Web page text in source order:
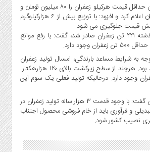
عضو شورای ملی زعفران حداقل قیمت هرکیلو زعفران را ۸۰ میلیون تومان و
حداکثر ۱۰۰ میلیون تومان اعلام کرد و افزود: با توزیع بیش از ۶ هزارکیلوگرم
قیمت جلوگیری می شود.
او با بیان اینکه سال گذشته ۲۲۱ تن زعفران صادر شد، گفت: با رفع موانع
وجود دارد.
به شرایط مساعد بارندگی، امسال تولید زعفران
بیش از ۳۰۰ تن خواهد بود. هرچند از سطح زیرکشت بالای ۱۲۰ هزارهکتار
وجود دارد. درحالیکه تولید فعلی یک سوم این
عضو شورای ملی زعفران گفت: با وجود قدمت ۳ هزار ساله تولید زعفران در
و فرآوری باید از خام فروشی محصول اجتناب
نصیب کشور شود.